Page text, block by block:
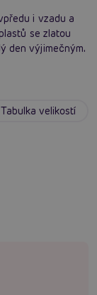
i vzadu a
se zlatou
den výjimečným.
Tabulka velikostí